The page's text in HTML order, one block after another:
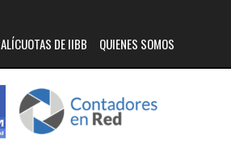
ALÍCUOTAS DE IIBB QUIENES SOMOS